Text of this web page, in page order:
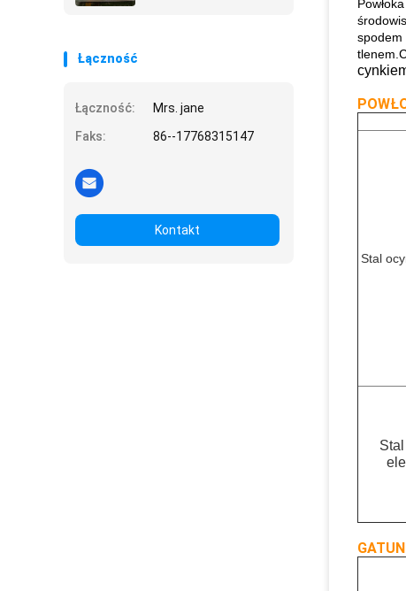
Łączność
Łączność:
Mrs. jane
Faks:
86--17768315147
Kontakt
spodem
Stal